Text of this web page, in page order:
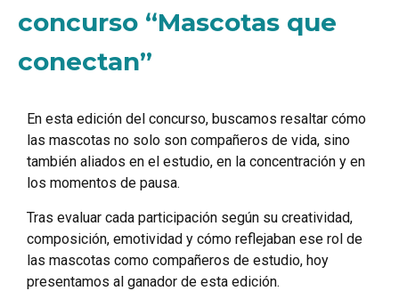
concurso “Mascotas que
conectan”
En esta edición del concurso, buscamos resaltar cómo
las mascotas no solo son compañeros de vida, sino
también aliados en el estudio, en la concentración y en
los momentos de pausa.
Tras evaluar cada participación según su creatividad,
composición, emotividad y cómo reflejaban ese rol de
las mascotas como compañeros de estudio, hoy
presentamos al ganador de esta edición.